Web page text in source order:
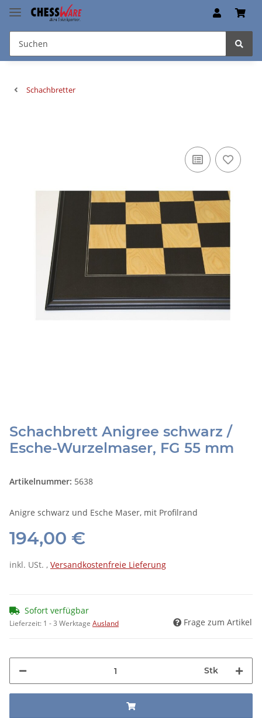
Schachbretter
Schachbrett Anigree schwarz /
Esche-Wurzelmaser, FG 55 mm
Artikelnummer: 5638
Anigre schwarz und Esche Maser, mit Profilrand
194,00 €
inkl. USt. , Versandkostenfreie Lieferung
Sofort verfügbar
Lieferzeit: 1 - 3 Werktage Ausland Frage zum Artikel
Stk